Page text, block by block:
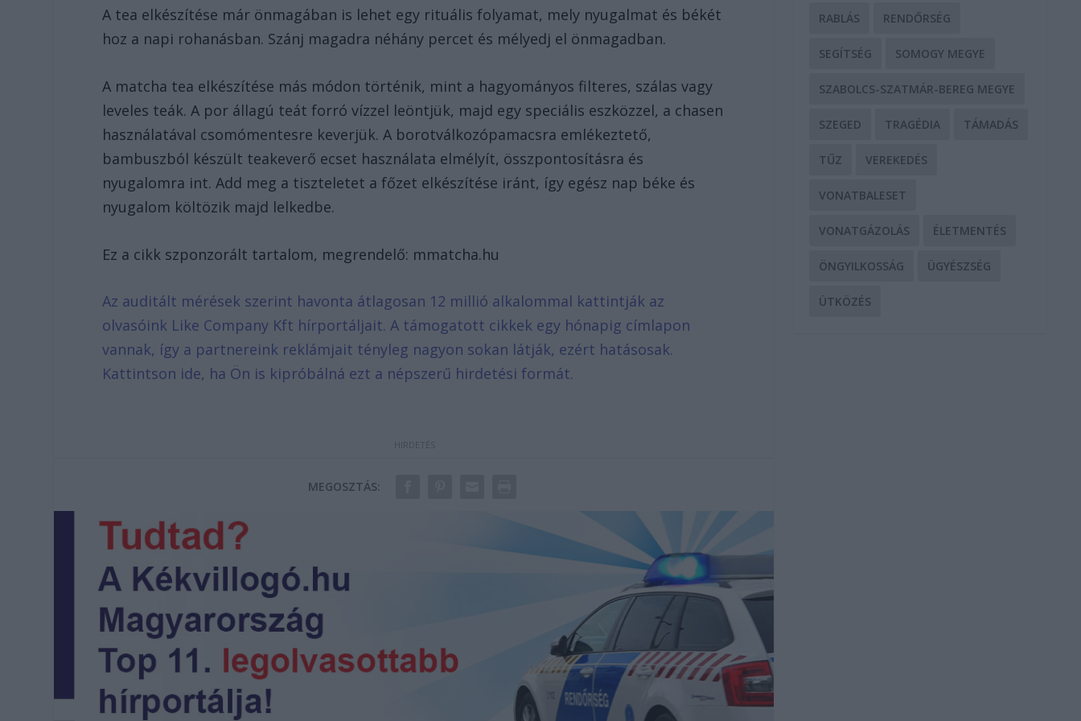
A tea elkészítése már önmagában is lehet egy rituális folyamat, mely nyugalmat és békét
hoz a napi rohanásban. Szánj magadra néhány percet és mélyedj el önmagadban.
A matcha tea elkészítése más módon történik, mint a hagyományos filteres, szálas vagy
leveles teák. A por állagú teát forró vízzel leöntjük, majd egy speciális eszközzel, a chasen
használatával csomómentesre keverjük. A borotválkozópamacsra emlékeztető,
bambuszból készült teakeverő ecset használata elmélyít, összpontosításra és
nyugalomra int. Add meg a tiszteletet a főzet elkészítése iránt, így egész nap béke és
nyugalom költözik majd lelkedbe.
Ez a cikk szponzorált tartalom, megrendelő: mmatcha.hu
Az auditált mérések szerint havonta átlagosan 12 millió alkalommal kattintják az
olvasóink Like Company Kft hírportáljait. A támogatott cikkek egy hónapig címlapon
vannak, így a partnereink reklámjait tényleg nagyon sokan látják, ezért hatásosak.
Kattintson ide, ha Ön is kipróbálná ezt a népszerű hirdetési formát.
MEGOSZTÁS:
RABLÁS RENDŐRSÉG
SEGÍTSÉG SOMOGY MEGYE
SZABOLCS-SZATMÁR-BEREG MEGYE
SZEGED TRAGÉDIA TÁMADÁS
TŰZ VEREKEDÉS
VONATBALESET
VONATGÁZOLÁS ÉLETMENTÉS
ÖNGYILKOSSÁG ÜGYÉSZSÉG
ÜTKÖZÉS